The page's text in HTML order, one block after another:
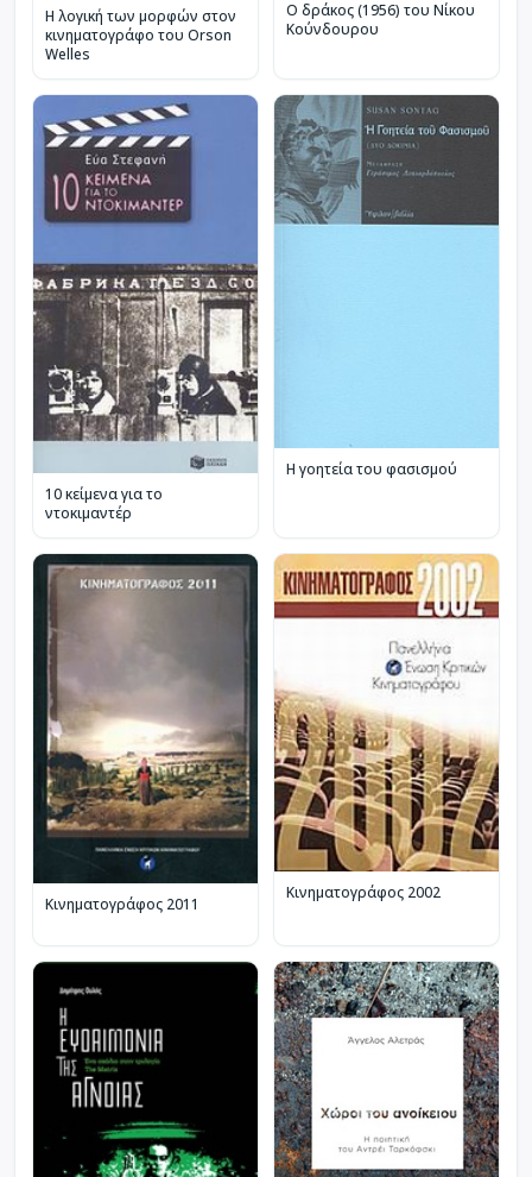
Η λογική των μορφών στον
κινηματογράφο του Orson
Welles
Ο δράκος (1956) του Νίκου
Κούνδουρου
10 κείμενα για το
ντοκιμαντέρ
Η γοητεία του φασισμού
Κινηματογράφος 2011
Κινηματογράφος 2002